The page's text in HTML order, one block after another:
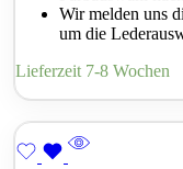
Wir melden uns
um die
Lieferzeit 7-8 Wochen